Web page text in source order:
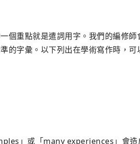
個重點就是遣詞用字。我們的編修
的字彙。以下列出在學術寫作時，可
」或「many experiences」會造